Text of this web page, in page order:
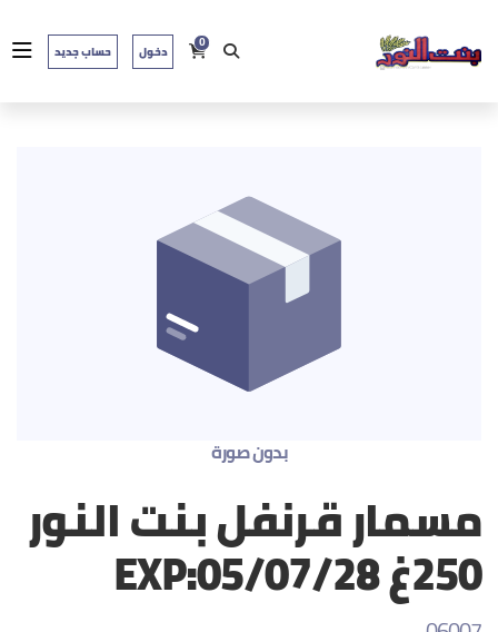
0 دخول حساب جديد
بدون صورة
مسمار قرنفل بنت النور
250غ EXP:05/07/28